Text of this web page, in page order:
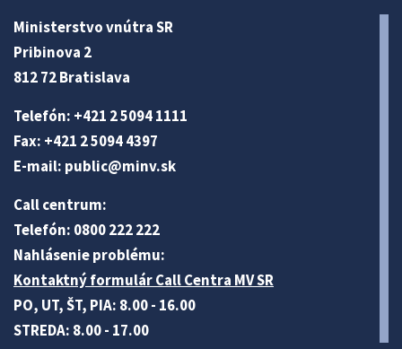
Ministerstvo vnútra SR
Pribinova 2
812 72 Bratislava
Telefón: +421 2 5094 1111
Fax: +421 2 5094 4397
E-mail: public@minv.sk
Call centrum:
Telefón: 0800 222 222
Nahlásenie problému:
Kontaktný formulár Call Centra MV SR
PO, UT, ŠT, PIA: 8.00 - 16.00
STREDA: 8.00 - 17.00